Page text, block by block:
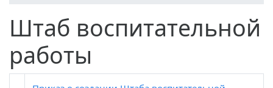
Штаб воспитательной
работы